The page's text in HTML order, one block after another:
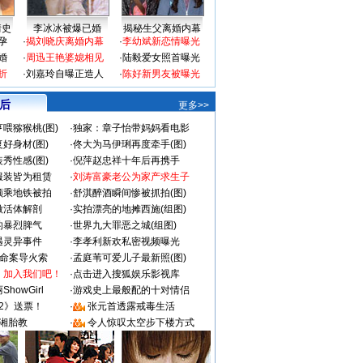
李冰冰被爆已婚
揭秘生父离婚内幕
·揭刘晓庆离婚内幕
·周迅王艳婆媳相见
·刘嘉玲自曝正造人
·李幼斌新恋情曝光
·陆毅爱女照首曝光
·陈好新男友被曝光
更多>>
喂猕猴桃(图)
·独家：章子怡带妈妈看电影
好身材(图)
·佟大为马伊琍再度牵手(图)
秀性感(图)
·倪萍赵忠祥十年后再携手
装皆为租赁
·刘涛富豪老公为家产求生子
乘地铁被拍
·舒淇醉酒瞬间惨被抓拍(图)
体解剖
·实拍漂亮的地摊西施(组图)
暴烈脾气
·世界九大罪恶之城(组图)
灵异事件
·李孝利新欢私密视频曝光
案导火索
·孟庭苇可爱儿子最新照(图)
入我们吧！
·点击进入搜狐娱乐影视库
·游戏史上最般配的十对情侣
送票！
·
张元首透露戒毒生活
胎教
· 令人惊叹太空步下楼方式